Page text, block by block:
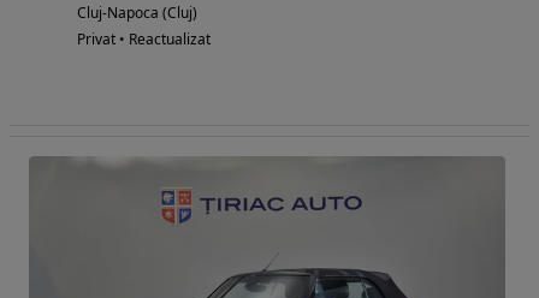
Cluj-Napoca (Cluj)
Privat • Reactualizat